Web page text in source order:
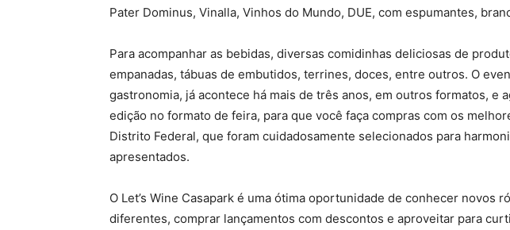
Pater Dominus, Vinalla, Vinhos do Mundo, DUE, com espumantes,
Para acompanhar as bebidas, diversas comidinhas deliciosas de
empanadas, tábuas de embutidos, terrines, doces, entre outros. O
gastronomia, já acontece há mais de três anos, em outros formatos, e
edição no formato de feira, para que você faça compras com os
Distrito Federal, que foram cuidadosamente selecionados para
apresentados.
O Let’s Wine Casapark é uma ótima oportunidade de conhecer novos
diferentes, comprar lançamentos com descontos e aproveitar para